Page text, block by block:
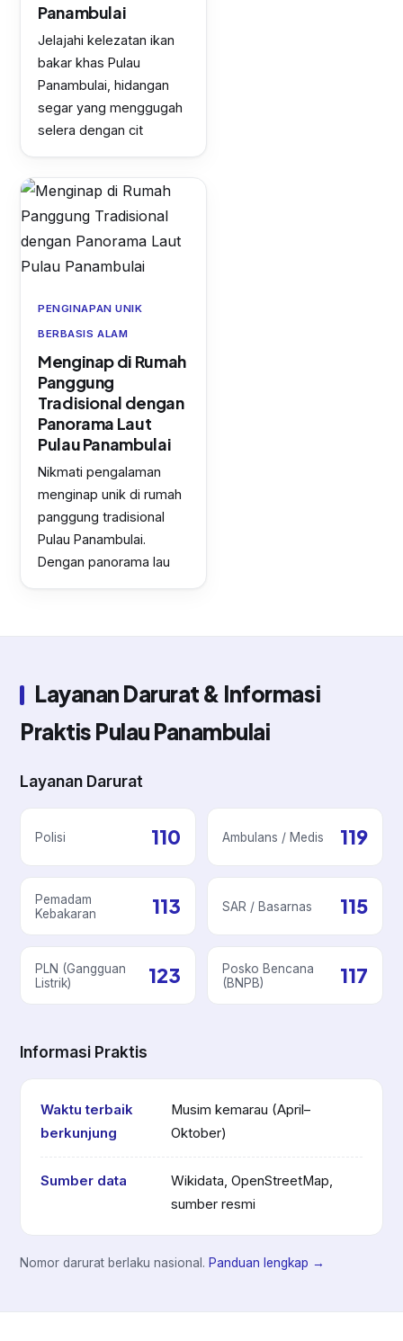
Panambulai
Jelajahi kelezatan ikan
bakar khas Pulau
Panambulai, hidangan
segar yang menggugah
selera dengan cit
PENGINAPAN UNIK
BERBASIS ALAM
Menginap di Rumah
Panggung
Tradisional dengan
Panorama Laut
Pulau Panambulai
Nikmati pengalaman
menginap unik di rumah
panggung tradisional
Pulau Panambulai.
Dengan panorama lau
Layanan Darurat & Informasi
Praktis Pulau Panambulai
Layanan Darurat
Polisi 110 Ambulans / Medis 119
Pemadam
Kebakaran
113 SAR / Basarnas 115
PLN (Gangguan
Listrik)
123
Posko Bencana
(BNPB)
117
Informasi Praktis
Waktu terbaik
berkunjung
Musim kemarau (April–
Oktober)
Sumber data
Wikidata, OpenStreetMap,
sumber resmi
Nomor darurat berlaku nasional. Panduan lengkap →